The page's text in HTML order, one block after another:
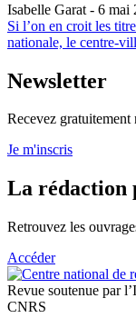
Isabelle Garat - 6 mai
Si l’on en croit les
nationale, le centre-
Newsletter
Recevez gratuitement
Je m'inscris
La rédaction
Retrouvez les
Accéder
Revue soutenue par
CNRS